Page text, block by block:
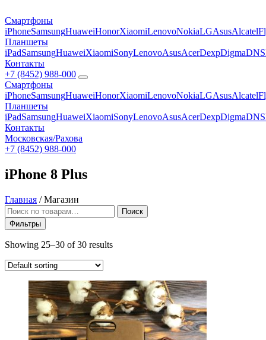
Смартфоны
iPhoneSamsungHuaweiHonorXiaomiLenovoNokiaLGAsusAlcatel
Планшеты
iPadSamsungHuaweiXiaomiSonyLenovoAsusAcerDexpDigmaDNS
Контакты
+7 (8452) 988-000
Смартфоны
iPhoneSamsungHuaweiHonorXiaomiLenovoNokiaLGAsusAlcatel
Планшеты
iPadSamsungHuaweiXiaomiSonyLenovoAsusAcerDexpDigmaDNS
Контакты
Московская/Рахова
+7 (8452) 988-000
iPhone 8 Plus
Главная / Магазин
Искать:
Поиск
Фильтры
Showing 25–30 of 30 results